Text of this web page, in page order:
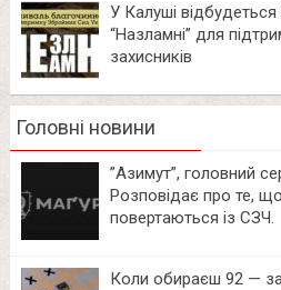
У Калуші
“Назламні” для
захисників
Головні новини
⁨”Азимут”, головний
Розповідає про те,
повертаються із СЗЧ.
Коли обираєш 92 —